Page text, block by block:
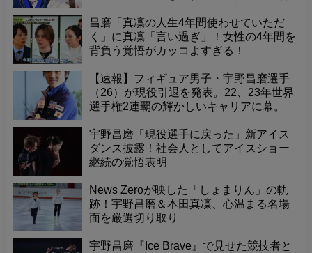
昌磨「真凜の人生4年間使わせていただ
く」に真凜「言い過ぎ」！女性の4年間を
背負う覚悟がカッコよすぎる！
【速報】フィギュア男子・宇野昌磨選手
（26）が現役引退を発表。22、23年世界
選手権2連覇の輝かしいキャリアに幕。
宇野昌磨「現役選手に戻った」新アイス
ダンス披露！社会人としてアイスショー
継続の覚悟表明
News Zeroが映した「しょまりん」の軌
跡！宇野昌磨＆本田真凜、心温まる名場
面を厳選切り取り
宇野昌磨『Ice Brave』で見せた競技者と